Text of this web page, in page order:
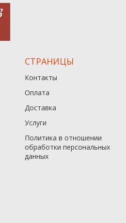
СТРАНИЦЫ
Контакты
Оплата
Доставка
Услуги
Политика в отношении
обработки персональных
данныx